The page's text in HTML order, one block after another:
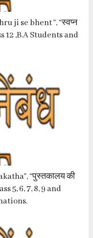
ji se bhent ”, “स्वप्न
12 ,B.A Students and
“पुस्तकालय की
5, 6, 7, 8, 9 and